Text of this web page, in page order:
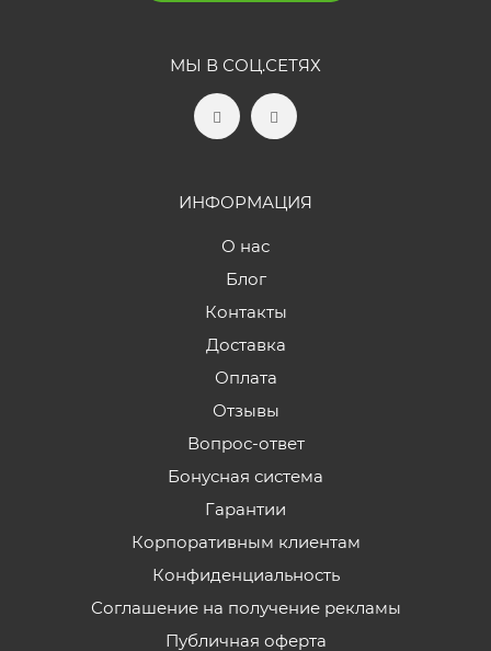
МЫ В СОЦ.СЕТЯХ
ИНФОРМАЦИЯ
О нас
Блог
Контакты
Доставка
Оплата
Отзывы
Вопрос-ответ
Бонусная система
Гарантии
Корпоративным клиентам
Конфиденциальность
Соглашение на получение рекламы
Публичная оферта